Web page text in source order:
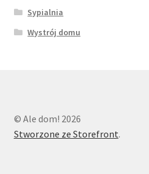
Sypialnia
Wystrój domu
© Ale dom! 2026
Stworzone ze Storefront.